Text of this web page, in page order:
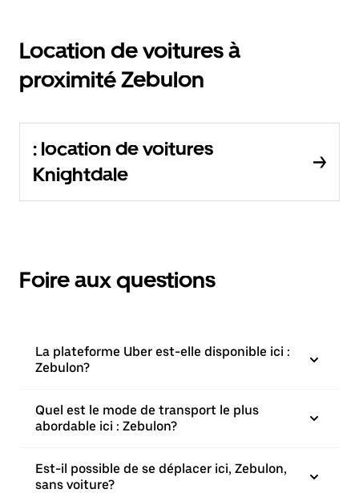
Location de voitures à
proximité Zebulon
: location de voitures
Knightdale
Foire aux questions
La plateforme Uber est-elle disponible ici :
Zebulon?
Quel est le mode de transport le plus
abordable ici : Zebulon?
Est-il possible de se déplacer ici, Zebulon,
sans voiture?